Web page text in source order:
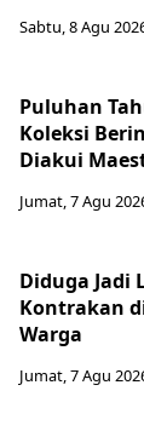
Sabtu, 8 Agu
Puluhan
Koleksi
Diakui
Jumat, 7 Agu
Diduga Jadi
Kontrakan
Warga
Jumat, 7 Agu